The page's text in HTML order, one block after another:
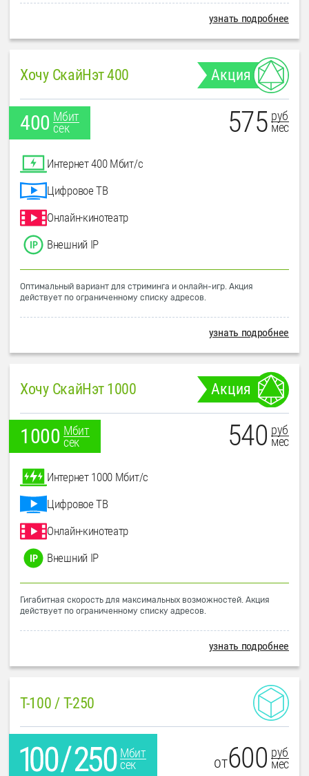
узнать подробнее
Хочу СкайНэт 400 Акция
400 Мбит
сек
575 руб
мес
Интернет 400 Мбит/с
Цифровое ТВ
Онлайн-кинотеатр
Внешний IP
Оптимальный вариант для стриминга и онлайн-игр. Акция
действует по ограниченному списку адресов.
узнать подробнее
Хочу СкайНэт 1000 Акция
1000 Мбит
сек
540 руб
мес
Интернет 1000 Мбит/с
Цифровое ТВ
Онлайн-кинотеатр
Внешний IP
Гигабитная скорость для максимальных возможностей. Акция
действует по ограниченному списку адресов.
узнать подробнее
T-100 / T-250
Мбит
сек
от600 руб
мес